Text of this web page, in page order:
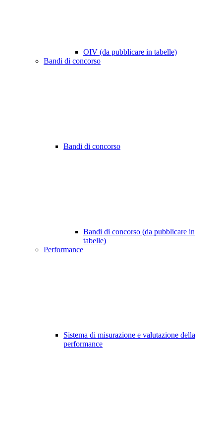
OIV (da pubblicare in tabelle)
Bandi di concorso
Bandi di concorso
Bandi di concorso (da pubblicare in
tabelle)
Performance
Sistema di misurazione e valutazione della
performance